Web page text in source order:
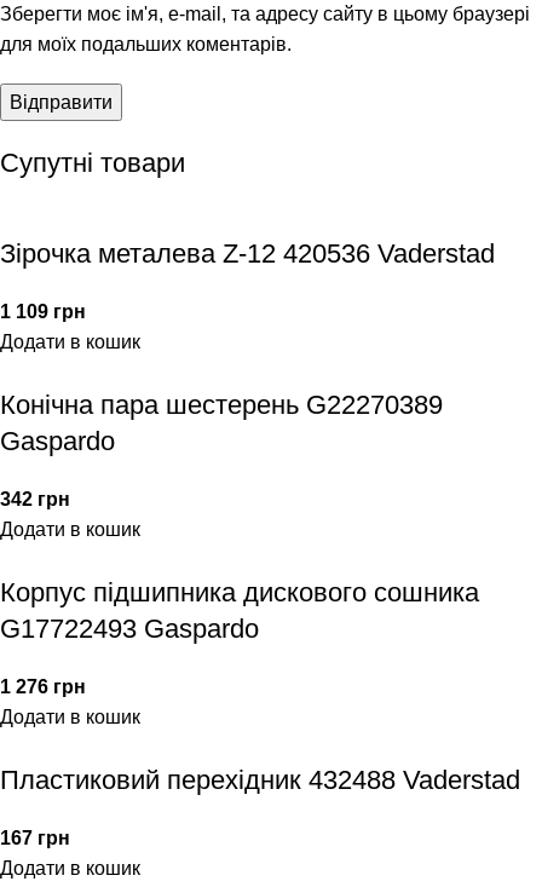
Зберегти моє ім'я, e-mail, та адресу сайту в цьому браузері
для моїх подальших коментарів.
Супутні товари
Зірочка металева Z-12 420536 Vaderstad
1 109 грн
Додати в кошик
Конічна пара шестерень G22270389
Gaspardo
342 грн
Додати в кошик
Корпус підшипника дискового сошника
G17722493 Gaspardo
1 276 грн
Додати в кошик
Пластиковий перехідник 432488 Vaderstad
167 грн
Додати в кошик